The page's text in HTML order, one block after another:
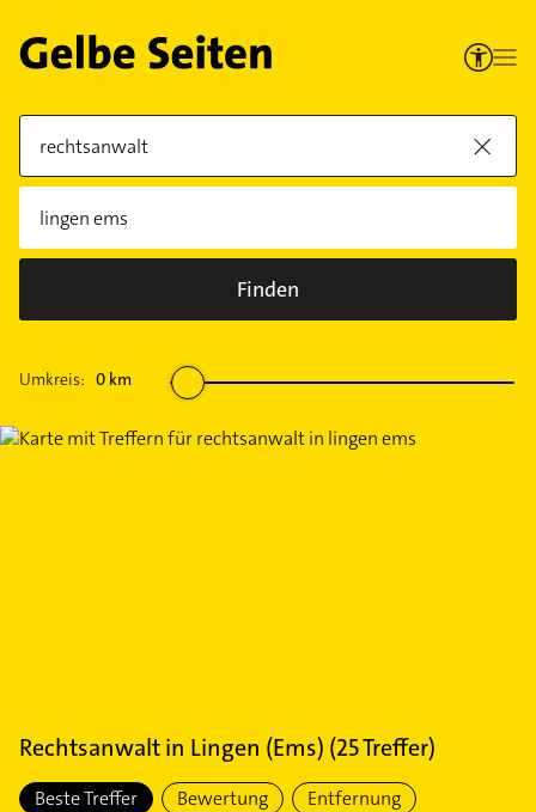
Finden
Umkreis: 0 km
Rechtsanwaltin Lingen (Ems) (25Treffer)
Beste Treffer Bewertung Entfernung